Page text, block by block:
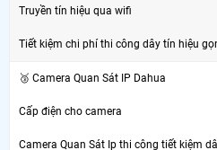
Truyền tín hiệu qua wifi
Tiết kiệm chi phí thi công dây tín hiệu
🥉 Camera Quan Sát IP Dahua
Cấp điện cho camera
Camera Quan Sát Ip thi công tiết kiệm